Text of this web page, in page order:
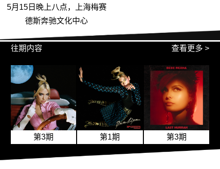
5月15日晚上八点，上海梅赛
德斯奔驰文化中心
往期内容 查看更多 >
第3期 第1期 第3期